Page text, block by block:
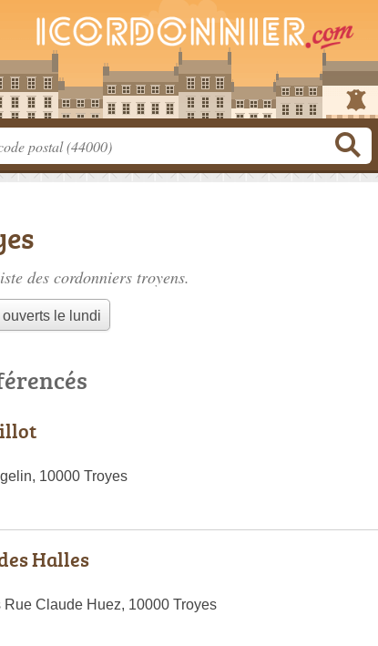
des cordonniers troyens.
le lundi
10000 Troyes
Halles
Rue Claude Huez, 10000 Troyes